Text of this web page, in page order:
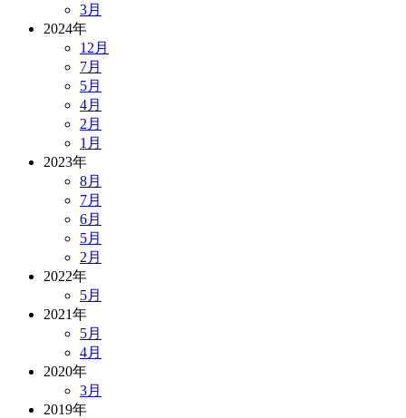
3月
2024年
12月
7月
5月
4月
2月
1月
2023年
8月
7月
6月
5月
2月
2022年
5月
2021年
5月
4月
2020年
3月
2019年